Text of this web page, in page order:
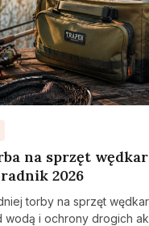
na sprzęt
2026
torby na sprzęt
wodą i ochrony drogich